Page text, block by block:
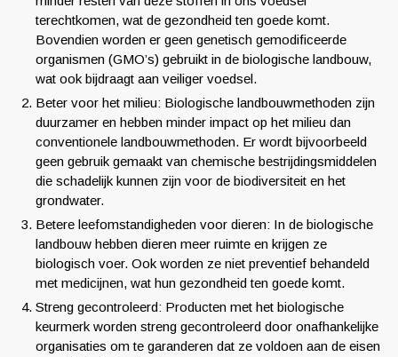
terechtkomen, wat de gezondheid ten goede komt.
Bovendien worden er geen genetisch gemodificeerde
organismen (GMO’s) gebruikt in de biologische landbouw,
wat ook bijdraagt aan veiliger voedsel.
Beter voor het milieu: Biologische landbouwmethoden zijn
duurzamer en hebben minder impact op het milieu dan
conventionele landbouwmethoden. Er wordt bijvoorbeeld
geen gebruik gemaakt van chemische bestrijdingsmiddelen
die schadelijk kunnen zijn voor de biodiversiteit en het
grondwater.
Betere leefomstandigheden voor dieren: In de biologische
landbouw hebben dieren meer ruimte en krijgen ze
biologisch voer. Ook worden ze niet preventief behandeld
met medicijnen, wat hun gezondheid ten goede komt.
Streng gecontroleerd: Producten met het biologische
keurmerk worden streng gecontroleerd door onafhankelijke
organisaties om te garanderen dat ze voldoen aan de eisen